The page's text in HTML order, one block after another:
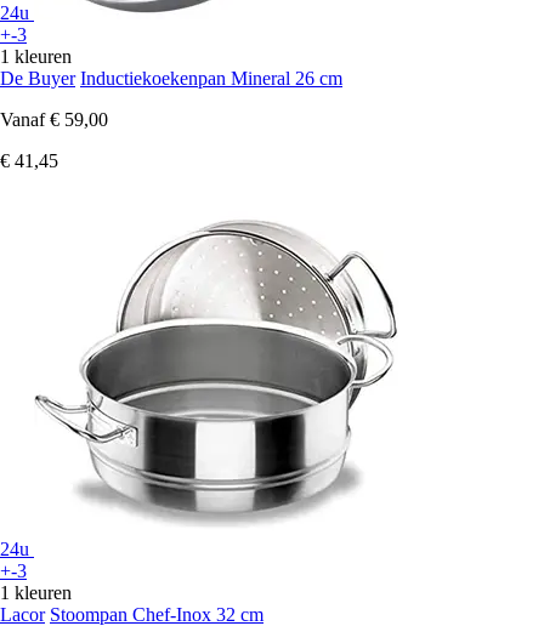
24u
+-3
1 kleuren
De Buyer Inductiekoekenpan Mineral 26 cm
Vanaf € 59,00
€ 41,45
24u
+-3
1 kleuren
Lacor Stoompan Chef-Inox 32 cm